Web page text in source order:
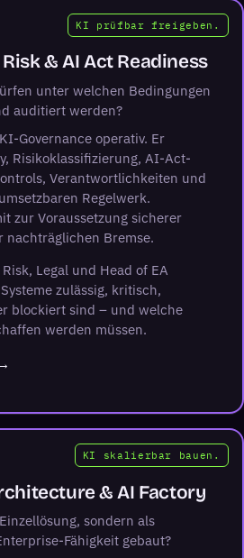
KI prüfbar freigeben.
& AI Act Readiness
unter welchen Bedingungen
auditiert werden?
Governance operativ. Er
Risikoklassifizierung, AI-Act-
Verantwortlichkeiten und
Regelwerk.
zur Voraussetzung sicherer
nachträglichen Bremse.
Legal und Head of EA
zulässig, kritisch,
blockiert sind – und welche
werden müssen.
LinkedIn in neuem Tab)
→
KI skalierbar bauen.
& AI Factory
sondern als
Fähigkeit gebaut?